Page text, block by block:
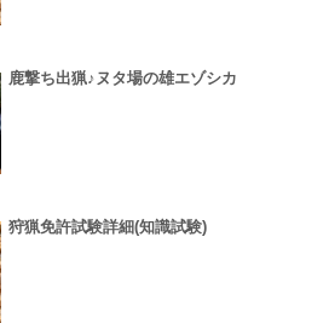
鹿撃ち出猟♪ヌタ場の雄エゾシカ
狩猟免許試験詳細(知識試験)